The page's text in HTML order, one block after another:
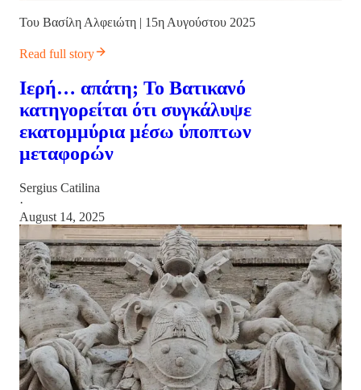
Του Βασίλη Αλφειώτη | 15η Αυγούστου 2025
Read full story
Ιερή… απάτη; Το Βατικανό
κατηγορείται ότι συγκάλυψε
εκατομμύρια μέσω ύποπτων
μεταφορών
Sergius Catilina
·
August 14, 2025